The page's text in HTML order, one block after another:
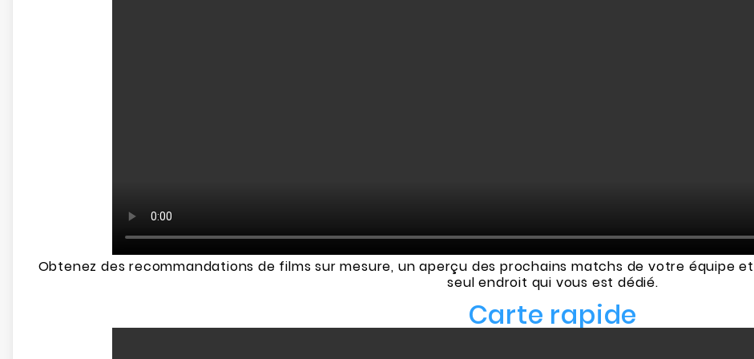
Obtenez des recommandations de films sur mesure, un aperçu des prochains matchs de votre équipe
seul endroit qui vous est dédié.
Carte rapide